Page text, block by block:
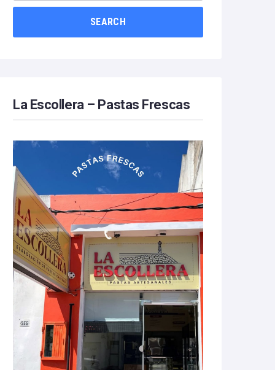
SEARCH
La Escollera – Pastas Frescas